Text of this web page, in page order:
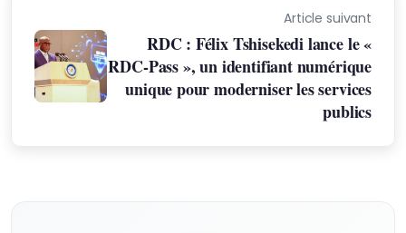
Article suivant
RDC : Félix Tshisekedi lance le «
RDC-Pass », un identifiant numérique
unique pour moderniser les services
publics